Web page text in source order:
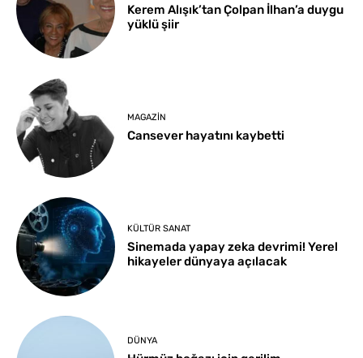
Kerem Alışık’tan Çolpan İlhan’a duygu
yüklü şiir
MAGAZIN
Cansever hayatını kaybetti
KÜLTÜR SANAT
Sinemada yapay zeka devrimi! Yerel
hikayeler dünyaya açılacak
DÜNYA